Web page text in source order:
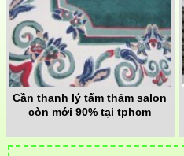
Cần thanh lý tấm thảm salon
còn mới 90% tại tphcm